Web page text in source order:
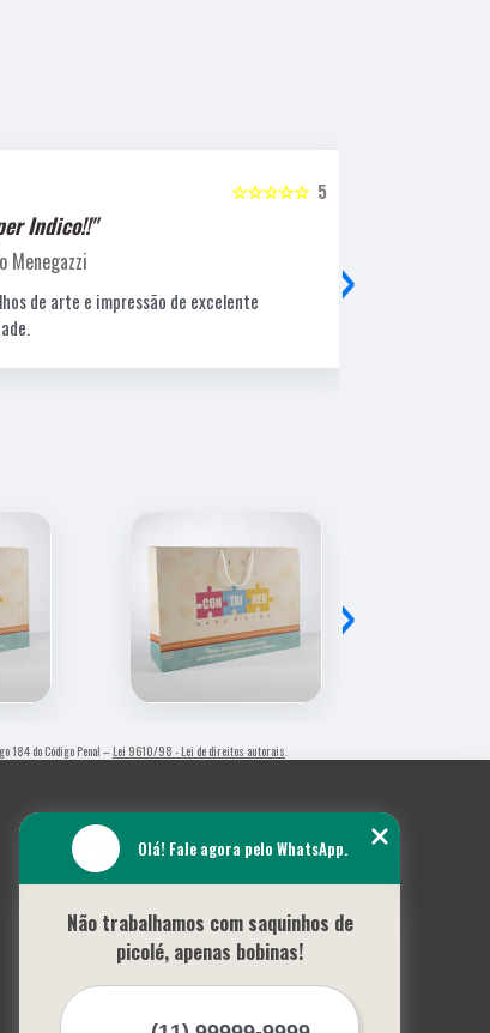
5
☆☆☆☆☆
Indico!!"
Menegazzi
de arte e impressão de excelente
›
›
184 do Código Penal – Lei 9610/98 - Lei de direitos autorais.
Olá! Fale agora pelo WhatsApp.
Não trabalhamos com saquinhos de
picolé, apenas bobinas!